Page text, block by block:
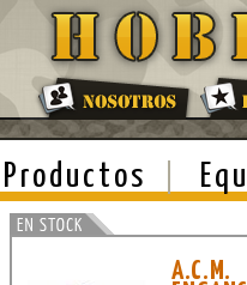
Productos
A.C.M.